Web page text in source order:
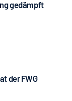
gedämpft
der FWG